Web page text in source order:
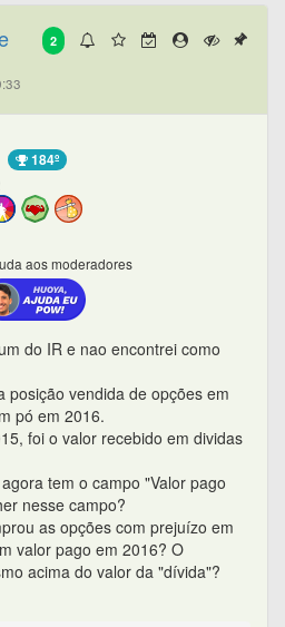
2
184º
aos moderadores
do IR e nao encontrei como
posição vendida de opções em
pó em 2016.
foi o valor recebido em dividas
tem o campo "Valor pago
nesse campo?
as opções com prejuízo em
valor pago em 2016? O
acima do valor da "dívida"?